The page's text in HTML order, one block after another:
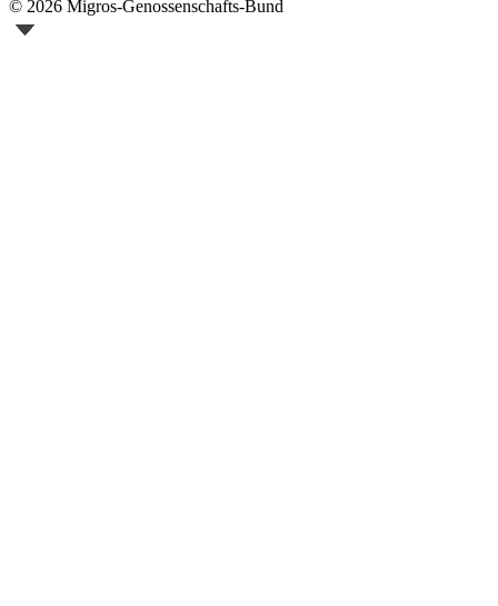
© 2026 Migros-Genossenschafts-Bund